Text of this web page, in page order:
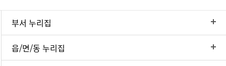
부서 누리집
읍/면/동 누리집